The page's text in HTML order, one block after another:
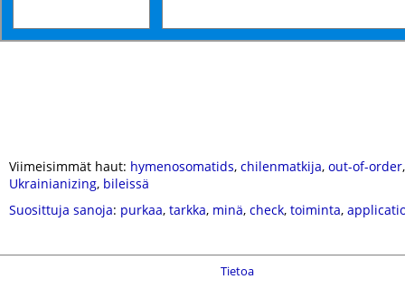
Viimeisimmät haut: hymenosomatids, chilenmatkija, out-of-order
Ukrainianizing, bileissä
Suosittuja sanoja: purkaa, tarkka, minä, check, toiminta,
Tietoa